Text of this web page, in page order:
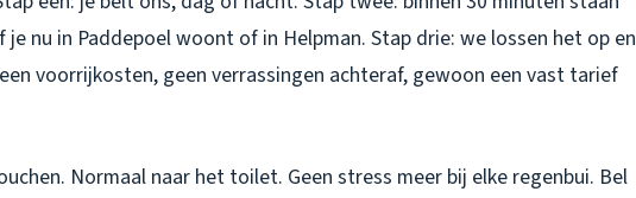
nu in Paddepoel woont of in Helpman. Stap drie: we lossen het op en
voorrijkosten, geen verrassingen achteraf, gewoon een vast tarief
Normaal naar het toilet. Geen stress meer bij elke regenbui. Bel